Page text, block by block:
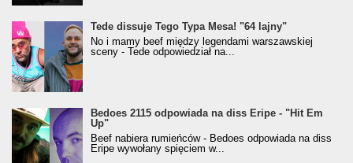
Tede dissuje Tego Typa Mesa! "64 lajny"
No i mamy beef między legendami warszawskiej
sceny - Tede odpowiedział na...
Bedoes 2115 odpowiada na diss Eripe - "Hit Em
Up"
Beef nabiera rumieńców - Bedoes odpowiada na diss
Eripe wywołany spięciem w...